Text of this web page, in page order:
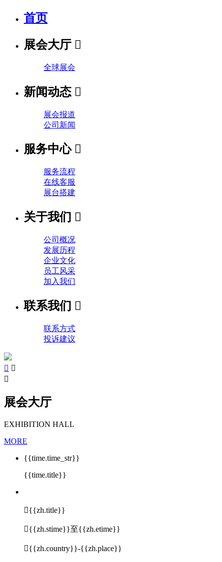
首页
展会大厅 
全球展会
新闻动态 
展会报道
公司新闻
服务中心 
服务流程
在线客服
展台搭建
关于我们 
公司概况
发展历程
企业文化
员工风采
加入我们
联系我们 
联系方式
投诉建议
 

展会大厅
EXHIBITION HALL
MORE
{{time.time_str}}
{{time.title}}
{{zh.title}}
{{zh.stime}}至{{zh.etime}}
{{zh.country}}-{{zh.place}}